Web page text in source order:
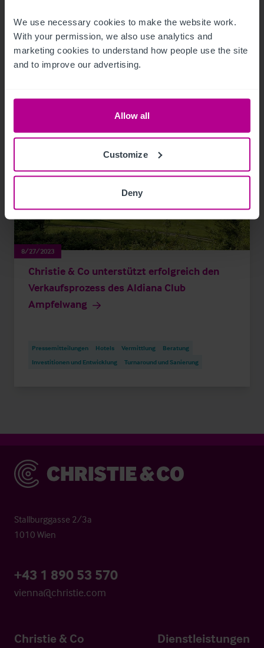
We use necessary cookies to make the website work.
With your permission, we also use analytics and
marketing cookies to understand how people use the site
and to improve our advertising.
Allow all
Customize
Deny
Publikationen Hotels Bewertung
Turnaround und Sanierung
Vermittlung
Beratung
Pachtprüfung
Investitionen und Entwicklung
8/27/2023
Christie & Co unterstützt erfolgreich den
Verkaufsprozess des Aldiana Club
Ampfelwang
Pressemitteilungen Hotels Vermittlung
Beratung
Investitionen und Entwicklung
Turnaround und Sanierung
Christie & Co
Stallburggasse 2/3a
1010 Wien
+43 1 890 53 570
vienna@christie.com
Christie & Co Dienstleistungen